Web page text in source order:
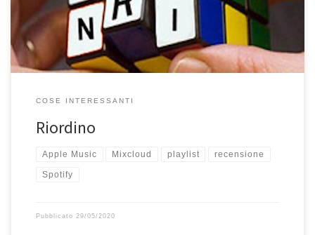
e soprattutto non includevano i […]
COSE INTERESSANTI
Riordino
Apple Music Mixcloud playlist recensione
Spotify
Pubblicato 29/05/2020